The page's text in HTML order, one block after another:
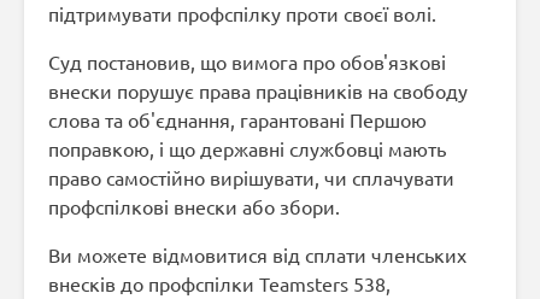
підтримувати профспілку проти своєї волі.
Суд постановив, що вимога про обов'язкові
внески порушує права працівників на свободу
слова та об'єднання, гарантовані Першою
поправкою, і що державні службовці мають
право самостійно вирішувати, чи сплачувати
профспілкові внески або збори.
Ви можете відмовитися від сплати членських
внесків до профспілки Teamsters 538,